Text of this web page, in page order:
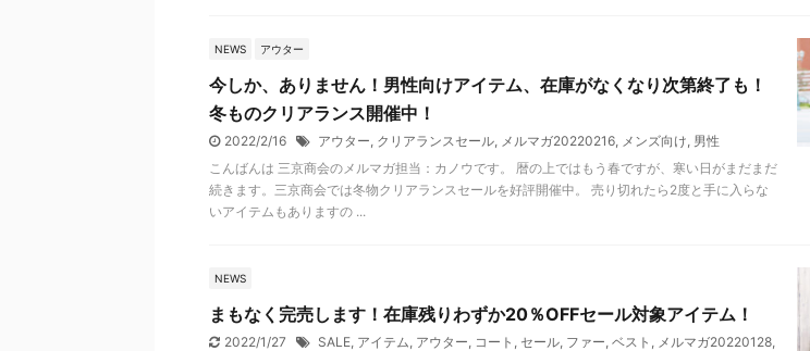
NEWS アウター
今しか、ありません！男性向けアイテム、在庫がなくなり次第終了も！
冬ものクリアランス開催中！
2022/2/16 アウター, クリアランスセール, メルマガ20220216, メンズ向け, 男性
こんばんは 三京商会のメルマガ担当：カノウです。 暦の上ではもう春ですが、寒い日がまだまだ
続きます。三京商会では冬物クリアランスセールを好評開催中。 売り切れたら2度と手に入らな
いアイテムもありますの ...
NEWS
まもなく完売します！在庫残りわずか20％OFFセール対象アイテム！
2022/1/27 SALE, アイテム, アウター, コート , セール, ファー, ベスト , メルマガ20220128,